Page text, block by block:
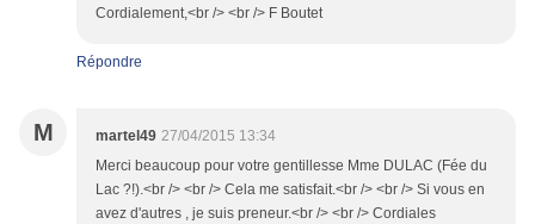
Cordialement,<br /> <br /> F Boutet
Répondre
M martel49 27/04/2015 13:34
Merci beaucoup pour votre gentillesse Mme DULAC (Fée du
Lac ?!).<br /> <br /> Cela me satisfait.<br /> <br /> Si vous en
avez d'autres , je suis preneur.<br /> <br /> Cordiales